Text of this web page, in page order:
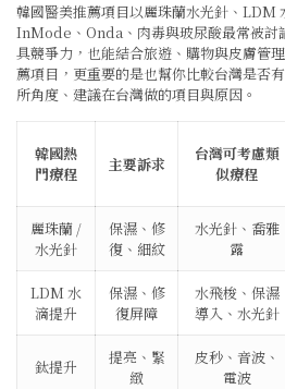
韓國醫美推薦項目以麗珠蘭水光針、LDM
InMode、Onda、肉毒與玻尿酸最常被討
具競爭力，也能結合旅遊、購物與皮膚管
薦項目，更重要的是也幫你比較台灣是否
所角度、建議在台灣做的項目與原因。
韓國熱
門療程
主要訴求
台灣可考慮類
似療程
麗珠蘭 /
水光針
保濕、修
復、細紋
水光針、喬雅
露
LDM 水
滴提升
保濕、修
復屏障
水飛梭、保濕
導入、水光針
鈦提升
提亮、緊
緻
皮秒、音波、
電波